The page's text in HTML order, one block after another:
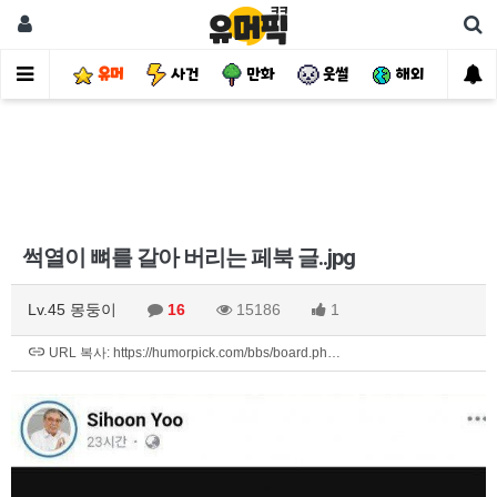
유머 사건 만화 웃썰 해외 핫
썩열이 뼈를 갈아 버리는 페북 글..jpg
Lv.45 몽둥이 16 15186 1
URL 복사: https://humorpick.com/bbs/board.ph…